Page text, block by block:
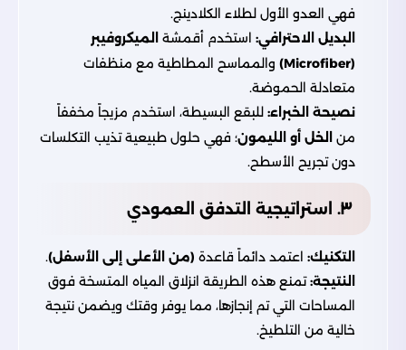
فهي العدو الأول لطلاء الكلادينج.
البديل الاحترافي: استخدم أقمشة الميكروفيبر
(Microfiber)
والمماسح المطاطية مع منظفات
متعادلة الحموضة.
نصيحة الخبراء: للبقع البسيطة، استخدم مزيجاً مخففاً
من
الخل أو الليمون؛ فهي حلول طبيعية تذيب التكلسات
دون تجريح الأسطح.
٣. استراتيجية التدفق العمودي
التكنيك: اعتمد دائماً قاعدة (من الأعلى إلى الأسفل).
النتيجة:تمنع هذه الطريقة انزلاق المياه المتسخة فوق
المساحات التي تم إنجازها، مما يوفر وقتك ويضمن نتيجة
خالية من التلطيخ.